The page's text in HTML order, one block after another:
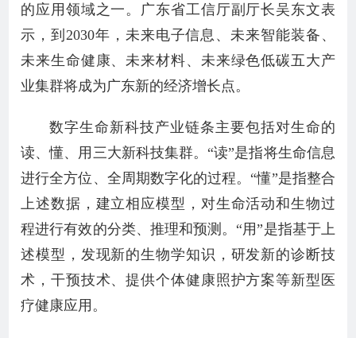
的应用领域之一。广东省工信厅副厅长吴东文表
示，到2030年，未来电子信息、未来智能装备、
未来生命健康、未来材料、未来绿色低碳五大产
业集群将成为广东新的经济增长点。
数字生命新科技产业链条主要包括对生命的
读、懂、用三大新科技集群。“读”是指将生命信息
进行全方位、全周期数字化的过程。“懂”是指整合
上述数据，建立相应模型，对生命活动和生物过
程进行有效的分类、推理和预测。“用”是指基于上
述模型，发现新的生物学知识，研发新的诊断技
术，干预技术、提供个体健康照护方案等新型医
疗健康应用。